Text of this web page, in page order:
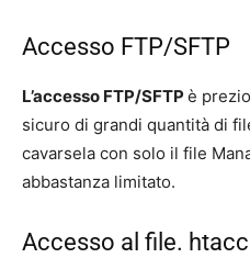
Accesso FTP/SFTP
L’accesso FTP/SFTP è
sicuro di grandi quantità di
cavarsela con solo il file
abbastanza limitato.
Accesso al file.